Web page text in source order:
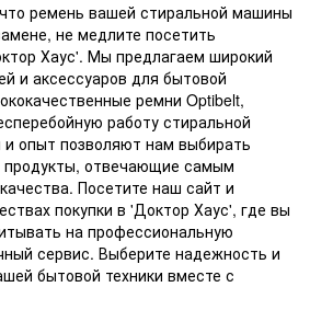
ремень вашей стиральной машины
не медлите посетить
Хаус'. Мы предлагаем широкий
и аксессуаров для бытовой
ремни Optibelt,
работу стиральной
опыт позволяют нам выбирать
продукты, отвечающие самым
Посетите наш сайт и
покупки в 'Доктор Хаус', где вы
на профессиональную
сервис. Выберите надежность и
бытовой техники вместе с